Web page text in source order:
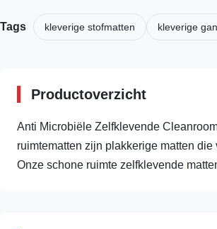
Tags kleverige stofmatten kleverige
Productoverzicht
Anti Microbiële Zelfklevende
ruimtematten zijn plakkerige matten
Onze schone ruimte zelfklevende